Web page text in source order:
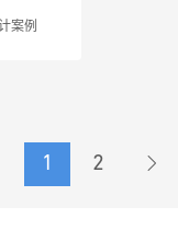
它融
案例
1 2